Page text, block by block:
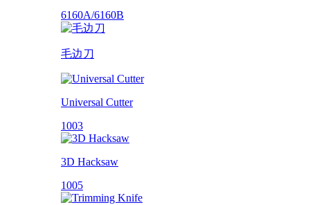
6160A/6160B
毛边刀
Universal Cutter
1003
3D Hacksaw
1005